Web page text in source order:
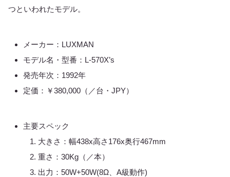
つといわれたモデル。
メーカー：LUXMAN
モデル名・型番：L-570X’s
発売年次：1992年
定価：￥380,000（／台・JPY）
主要スペック
大きさ：幅438x高さ176x奥行467mm
重さ：30Kg（／本）
出力：50W+50W(8Ω、A級動作)